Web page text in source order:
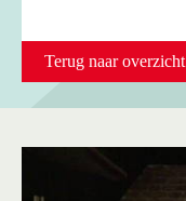
Terug naar overzicht